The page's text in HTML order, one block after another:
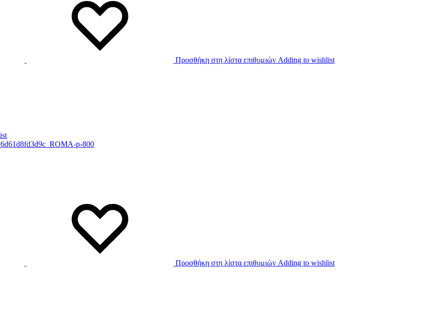
Προσθήκη στη λίστα επιθυμιών Adding to wishlist
Προσθήκη στη λίστα επιθυμιών Adding to wishlist